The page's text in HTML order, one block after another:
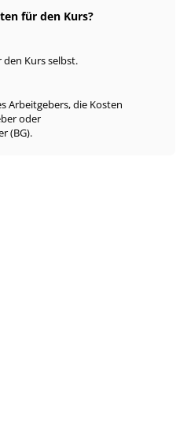
für den Kurs?
Kurs selbst.
Arbeitgebers, die Kosten
oder
(BG).